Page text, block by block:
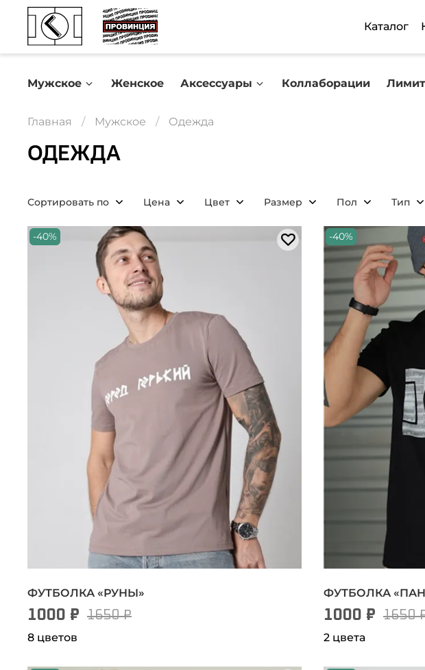
Каталог
Мужское Женское Аксессуары Коллаборации
Главная Мужское Одежда
ОДЕЖДА
Сортировать по Цена Цвет Размер Пол Тип
-40%
ФУТБОЛКА «РУНЫ»
1000 ₽ 1650 ₽
8 цветов
-40%
ФУТБОЛКА
1000 ₽ 1650
2 цвета